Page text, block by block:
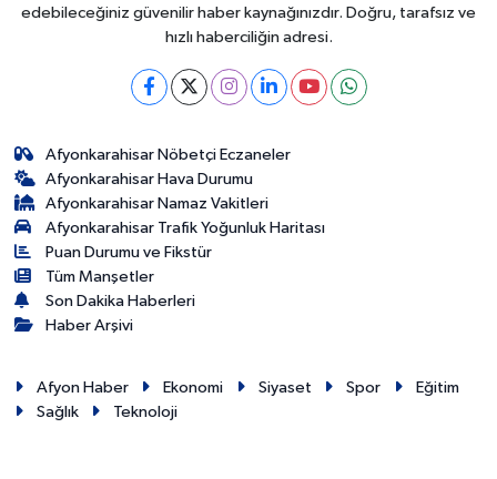
edebileceğiniz güvenilir haber kaynağınızdır. Doğru, tarafsız ve
hızlı haberciliğin adresi.
Afyonkarahisar Nöbetçi Eczaneler
Afyonkarahisar Hava Durumu
Afyonkarahisar Namaz Vakitleri
Afyonkarahisar Trafik Yoğunluk Haritası
Puan Durumu ve Fikstür
Tüm Manşetler
Son Dakika Haberleri
Haber Arşivi
Afyon Haber Ekonomi Siyaset Spor
Eğitim
Sağlık
Teknoloji